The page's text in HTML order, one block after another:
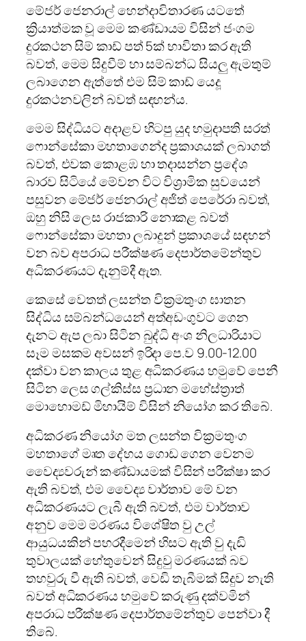
මේජර් ජෙනරාල් හෙන්දාවිතාරණ යටතේ
ක්‍රියාත්මක වූ මෙම කණ්ඩායම විසින් ජංගම
දුරකථන සිම් කාඩ් පත් 5ක් භාවිතා කර ඇති
බවත්, මෙම සිදුවීම් හා සම්බන්ධ සියලු ඇමතුම්
ලබාගෙන ඇත්තේ එම සිම් කාඩ් යෙදූ
දුරකථනවලින් බවත් සඳහන්ය.
මෙම සිද්ධියට අදාළව හිටපු යුද හමුදාපති සරත්
ෆොන්සේකා මහතාගෙන්ද ප්‍රකාශයක් ලබාගත්
බවත්, එවක කොළඹ හා තදාසන්න ප්‍රදේශ
බාරව සිටියේ මේවන විට විශ්‍රාමික සුවයෙන්
පසුවන මේජර් ජෙනරාල් අජිත් පෙරේරා බවත්,
ඔහු නිසි ලෙස රාජකාරි නොකළ බවත්
ෆොන්සේකා මහතා ලබාදුන් ප්‍රකාශයේ සඳහන්
වන බව අපරාධ පරීක්ෂණ දෙපාර්තමේන්තුව
අධිකරණයට දැනුම්දී ඇත.
කෙසේ වෙතත් ලසන්ත වික්‍රමතුංග ඝාතන
සිද්ධිය සම්බන්ධයෙන් අත්අඩංගුවට ගෙන
දැනට ඇප ලබා සිටින බුද්ධි අංශ නිලධාරියාට
සෑම මසකම අවසන් ඉරිදා පෙ.ව 9.00-12.00
දක්වා වන කාලය තුළ අධිකරණය හමුවේ පෙනී
සිටින ලෙස ගල්කිස්ස ප්‍රධාන මහේස්ත්‍රාත්
මොහොමඩ් මිහායිම් විසින් නියෝග කර තිබේ.
අධිකරණ නියෝග මත ලසන්ත වික්‍රමතුංග
මහතාගේ මෘත දේහය ගොඩ ගෙන වෙනම
වෛද්‍යවරුන් කණ්ඩායමක් විසින් පරීක්ෂා කර
ඇති බවත්, එම වෛද්‍ය වාර්තාව මේ වන
අධිකරණයට ලැබී ඇති බවත්, එම වාර්තාව
අනුව මෙම මරණය විශේෂිත වු උල්
ආයුධයකින් පහරදීමෙන් හිසට ඇති වු දැඩි
තුවාලයක් හේතුවෙන් සිදුවු මරණයක් බව
තහවුරු වී ඇති බවත්, වෙඩි තැබීමක් සිදුව නැති
බවත් අධිකරණය හමුවේ කරුණු දක්වමින්
අපරාධ පරීක්ෂණ දෙපාර්තමේන්තුව පෙන්වා දී
තිබේ.